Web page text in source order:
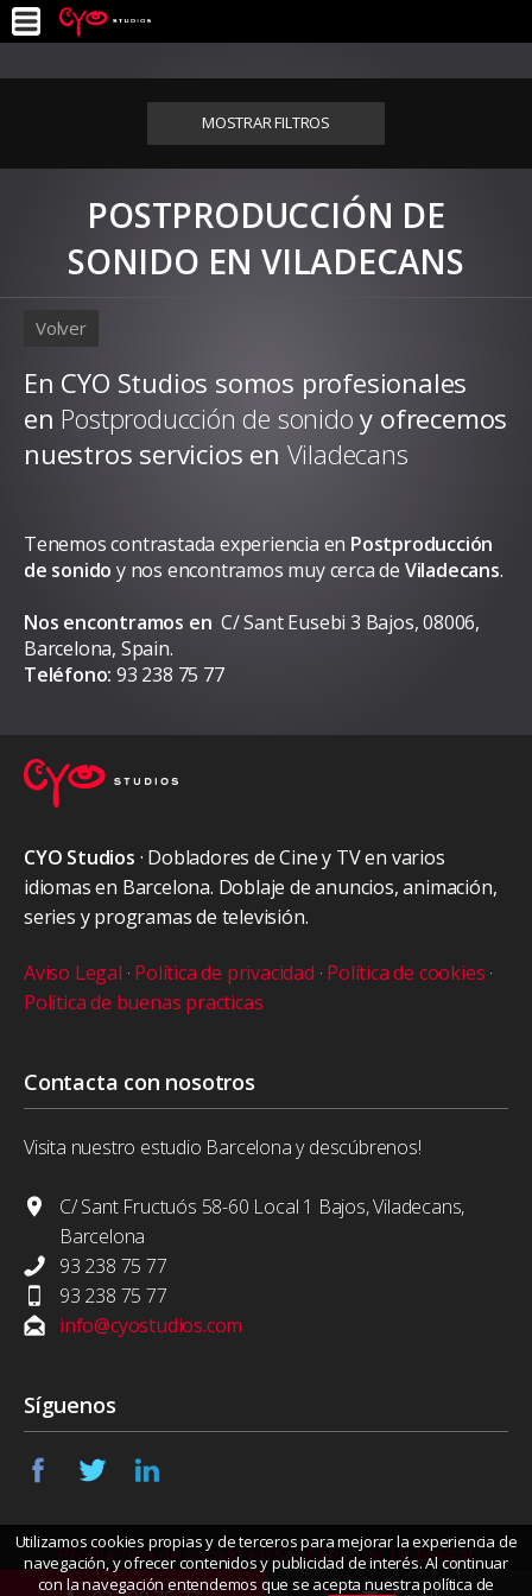
MOSTRAR FILTROS
POSTPRODUCCIÓN DE
SONIDO EN VILADECANS
Volver
En CYO Studios somos profesionales
en Postproducción de sonidoy ofrecemos
nuestros servicios en Viladecans
Tenemos contrastada experiencia en Postproducción
de sonido y nos encontramos muy cerca de Viladecans.
Nos encontramos en C/ Sant Eusebi 3 Bajos, 08006,
Barcelona, Spain.
Teléfono: 93 238 75 77
CYO Studios · Dobladores de Cine y TV en varios
idiomas en Barcelona. Doblaje de anuncios, animación,
series y programas de televisión.
Aviso Legal · Política de privacidad · Política de cookies ·
Política de buenas practicas
Contacta con nosotros
Visita nuestro estudio Barcelona y descúbrenos!
C/ Sant Fructuós 58-60 Local 1 Bajos, Viladecans,
Barcelona
93 238 75 77
93 238 75 77
info@cyostudios.com
Síguenos
Producción de sonido en Sant Feliu de Llobregat
Utilizamos cookies propias y de terceros para mejorar la experiencia de
navegación, y ofrecer contenidos y publicidad de interés. Al continuar
con la navegación entendemos que se acepta nuestra política de